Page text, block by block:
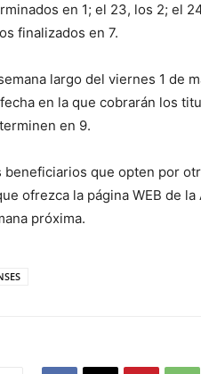
en 1; el 23, los 2; el
finalizados en 7.
largo del viernes 1 de
en la que cobrarán los
en 9.
beneficiarios que opten por
ofrezca la página WEB de
próxima.